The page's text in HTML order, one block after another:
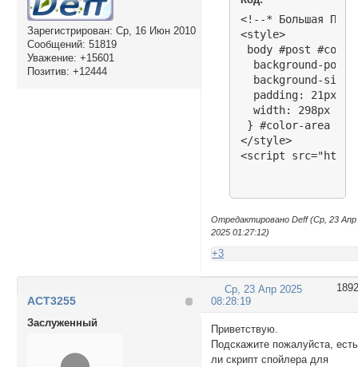
Зарегистрирован: Ср, 16 Июн 2010
Сообщений: 51819
Уважение: +15601
Позитив: +12444
<!--* Большая
<style>
body #post
background-
background-
padding: 21px
width: 298px
} #color-area
</style>
<script
Отредактировано Deff (Ср, 23 Апр
2025 01:27:12)
+3
1892
Ср, 23 Апр 2025
08:28:19
ACT3255
Заслуженный
Приветствую.
Подскажите пожалуйста, есть
ли скрипт спойлера для